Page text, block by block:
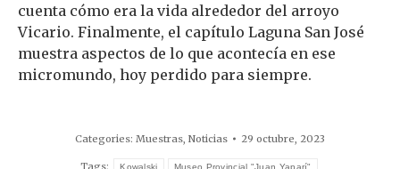
cuenta cómo era la vida alrededor del arroyo
Vicario. Finalmente, el capítulo Laguna San José
muestra aspectos de lo que acontecía en ese
micromundo, hoy perdido para siempre.
Categories: Muestras Noticias 29 octubre, 2023
Tags: Kowalski Museo Provincial "Juan Yaparí"